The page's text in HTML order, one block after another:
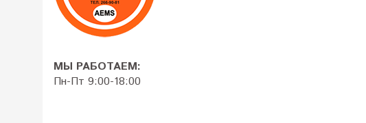
МЫ РАБОТАЕМ:
Пн-Пт 9:00-18:00